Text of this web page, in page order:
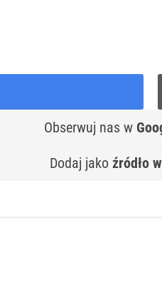
Obserwuj nas w
Dodaj jako źródło